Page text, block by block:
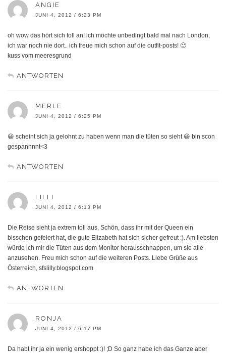
ANGIE
JUNI 4, 2012 / 6:23 PM
oh wow das hört sich toll an! ich möchte unbedingt bald mal nach London,
ich war noch nie dort.. ich freue mich schon auf die outfit-posts! 🙂
kuss vom meeresgrund
ANTWORTEN
MERLE
JUNI 4, 2012 / 6:25 PM
😀 scheint sich ja gelohnt zu haben wenn man die tüten so sieht 😀 bin scon
gespannnnt<3
ANTWORTEN
LILLI
JUNI 4, 2012 / 6:13 PM
Die Reise sieht ja extrem toll aus. Schön, dass ihr mit der Queen ein
bisschen gefeiert hat, die gute Elizabeth hat sich sicher gefreut :). Am liebsten
würde ich mir die Tüten aus dem Monitor herausschnappen, um sie alle
anzusehen. Freu mich schon auf die weiteren Posts. Liebe Grüße aus
Österreich, sfslilly.blogspot.com
ANTWORTEN
RONJA
JUNI 4, 2012 / 6:17 PM
Da habt ihr ja ein wenig ershoppt :)! ;D So ganz habe ich das Ganze aber